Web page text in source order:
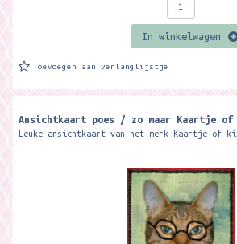
In winkelwagen
Toevoegen aan verlanglijstje
Ansichtkaart poes / zo maar Kaartje of
Leuke ansichtkaart van het merk Kaartje of